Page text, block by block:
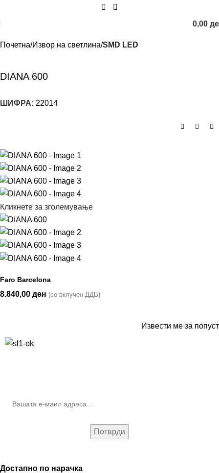
0,00
Почетна Извор на светлина SMD LED
DIANA 600
ШИФРА: 22014
Кликнете за зголемување
Faro Barcelona
8.840,00 ден (со вклучен ДДВ)
Извести ме за попуст
Достапно по нарачка